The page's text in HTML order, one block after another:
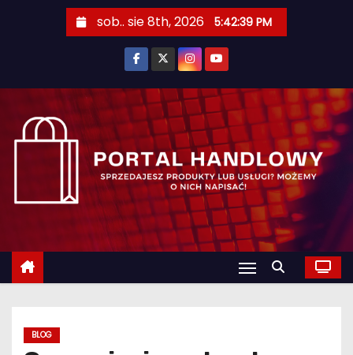
n
sob.. sie 8th, 2026 5:42:40 PM
BLOG